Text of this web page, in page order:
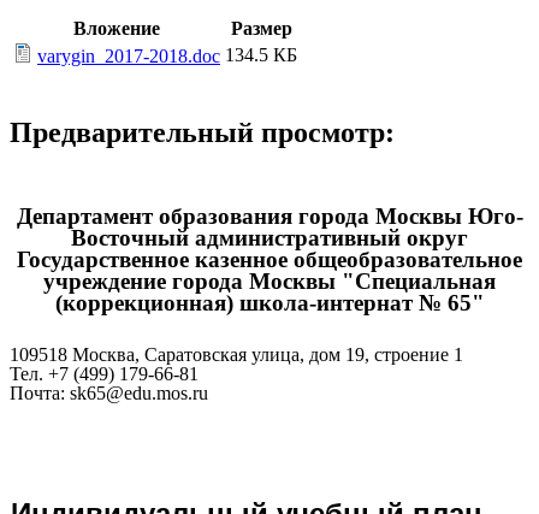
Вложение
Размер
varygin_2017-2018.doc 134.5 КБ
Предварительный просмотр:
Департамент образования города Москвы Юго-
Восточный административный округ
Государственное казенное общеобразовательное
учреждение города Москвы "Специальная
(коррекционная) школа-интернат № 65"
109518 Москва, Саратовская улица, дом 19, строение 1
Тел. +7 (499) 179-66-81
Почта: sk65@edu.mos.ru